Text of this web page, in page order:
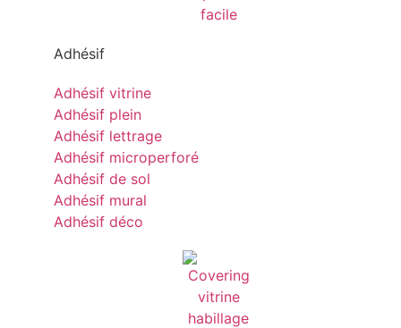
Adhésif
Adhésif vitrine
Adhésif plein
Adhésif lettrage
Adhésif microperforé
Adhésif de sol
Adhésif mural
Adhésif déco